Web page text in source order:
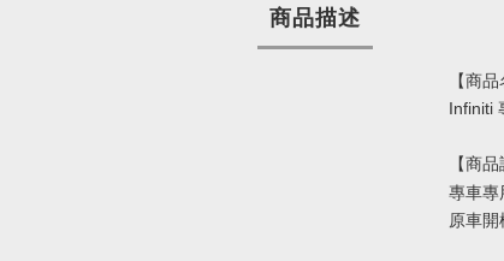
商品描述
【商品
Infiniti
【商品
專車專
原車